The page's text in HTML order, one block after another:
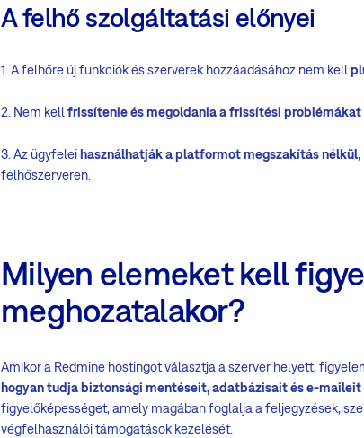
A felhő szolgáltatási előnyei
1. A felhőre új funkciók és szerverek hozzáadásához nem kell
2. Nem kell frissítenie és megoldania a frissítési problémákat
3. Az ügyfeleihasználhatják a platformot megszakítás nélkül,
felhőszerveren.
Milyen elemeket kell
meghozatalakor?
Amikor a Redmine hostingot választja a szerver helyett,
hogyan tudja biztonsági mentéseit, adatbázisait és e-
figyelőképességet, amely magában foglalja a feljegyzések,
végfelhasználói támogatások kezelését.